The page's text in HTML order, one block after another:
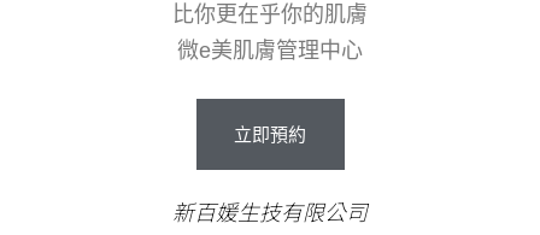
比你更在乎你的肌膚
微e美肌膚管理中心
立即預約
新百媛生技有限公司